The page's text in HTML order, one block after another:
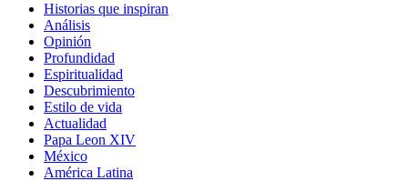
Historias que inspiran
Análisis
Opinión
Profundidad
Espiritualidad
Descubrimiento
Estilo de vida
Actualidad
Papa Leon XIV
México
América Latina